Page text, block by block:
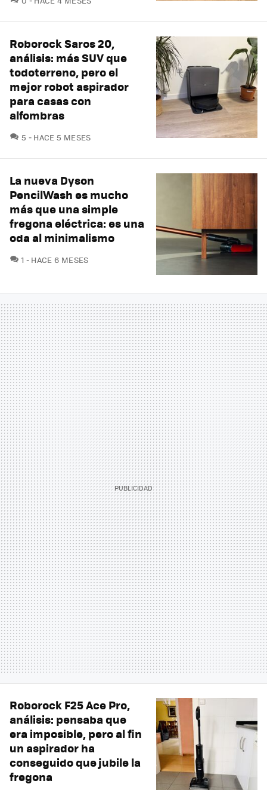
Roborock Saros 20,
análisis: más SUV que
todoterreno, pero el
mejor robot aspirador
para casas con
alfombras
5 COMENTARIOS
HACE 5 MESES
La nueva Dyson
PencilWash es mucho
más que una simple
fregona eléctrica: es una
oda al minimalismo
1 COMENTARIOS
HACE 6 MESES
Roborock F25 Ace Pro,
análisis: pensaba que
era imposible, pero al fin
un aspirador ha
conseguido que jubile la
fregona